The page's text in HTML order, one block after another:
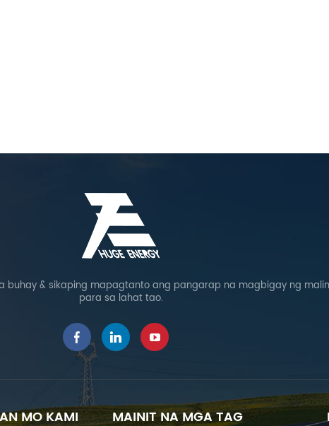
buhay & sikaping mapagtanto ang pangarap na magbigay ng
para sa lahat tao.
MO KAMI MAINIT NA MGA TAG